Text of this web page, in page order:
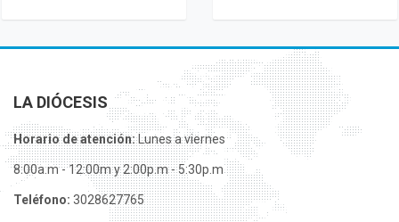
LA DIÓCESIS
Horario de atención:Lunes a viernes
8:00a.m - 12:00m y 2:00p.m - 5:30p.m
Teléfono: 3028627765